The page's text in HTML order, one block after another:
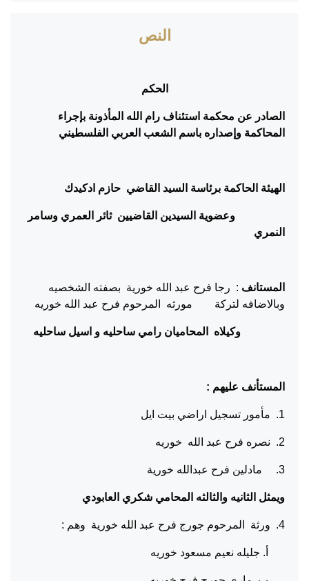
النص
الحكم
الصادر عن محكمة استئناف رام الله المأذونة بإجراء
المحاكمة وإصداره باسم الشعب العربي الفلسطيني
الهيئة الحاكمة برئاسة السيد القاضي حازم ادكيدك
وعضوية السيدين القاضيين ثائر العمري وسامر
النمري
المستانف : رجا فرح عبد الله خورية بصفته الشخصيه
وبالاضافه لتركة مورثه المرحوم فرح عبد الله خوريه
وكيلاه المحاميان رامي ساحليه و اسيل ساحليه
المستأنف عليهم :
1. مأمور تسجيل اراضي بيت ايل
2. نصره فرح عبد الله خوريه
3. مادلين فرح عبدالله خورية
ويمثل الثانيه والثالثه المحامي شكري العابودي
4. ورثة المرحوم جورج فرح عبد الله خورية وهم :
أ. جليله نعيم مسعود خوريه